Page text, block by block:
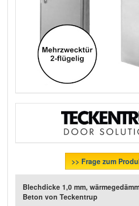
>> Frage zum
Blechdicke 1,0 mm,
Beton von Teckentrup